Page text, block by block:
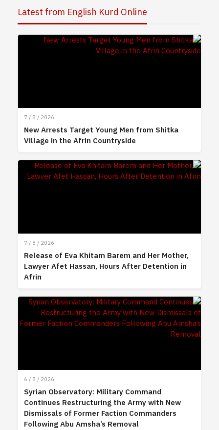
Latest from English Kurd Online
7 / 8 / 2026
New Arrests Target Young Men from Shitka
Village in the Afrin Countryside
7 / 8 / 2026
Release of Eva Khitam Barem and Her Mother,
Lawyer Afet Hassan, Hours After Detention in
Afrin
6 / 8 / 2026
Syrian Observatory: Military Command
Continues Restructuring the Army with New
Dismissals of Former Faction Commanders
Following Abu Amsha’s Removal